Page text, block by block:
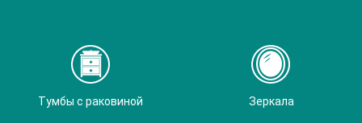
Тумбы с раковиной Зеркала